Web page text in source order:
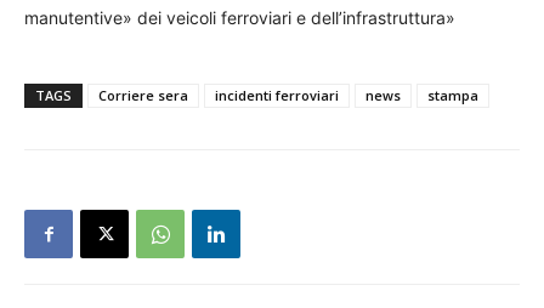
manutentive» dei veicoli ferroviari e dell’infrastruttura»
TAGS Corriere sera incidenti ferroviari news stampa